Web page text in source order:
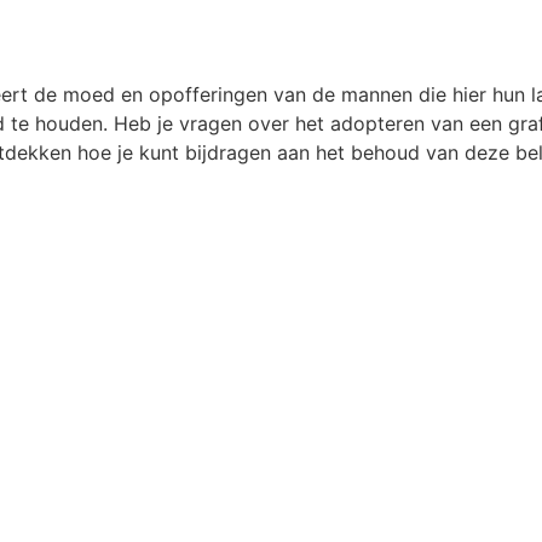
de moed en opofferingen van de mannen die hier
houden. Heb je vragen over het adopteren van een
hoe je kunt bijdragen aan het behoud van deze